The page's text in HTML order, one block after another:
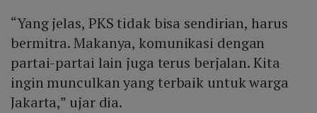
“Yang jelas, PKS tidak bisa sendirian, harus
bermitra. Makanya, komunikasi dengan
partai-partai lain juga terus berjalan. Kita
ingin munculkan yang terbaik untuk warga
Jakarta,” ujar dia.